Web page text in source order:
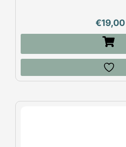
€19,00